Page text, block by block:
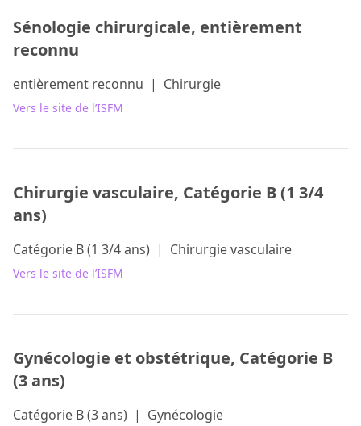
Sénologie chirurgicale, entièrement
reconnu
entièrement reconnu | Chirurgie
Vers le site de l’ISFM
Chirurgie vasculaire, Catégorie B (1 3/4
ans)
Catégorie B (1 3/4 ans) | Chirurgie vasculaire
Vers le site de l’ISFM
Gynécologie et obstétrique, Catégorie B
(3 ans)
Catégorie B (3 ans) | Gynécologie